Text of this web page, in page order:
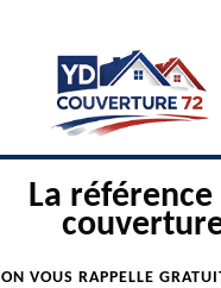
La référence
ON VOUS RAPPELLE